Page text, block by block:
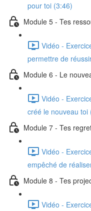
pour toi (3:46)
Module 5 - Tes
Vidéo -
permettre de
Module 6 - Le
Vidéo -
créé le nouveau toi
Module 7 - Tes
Vidéo -
empêché de
Module 8 - Tes
Vidéo -